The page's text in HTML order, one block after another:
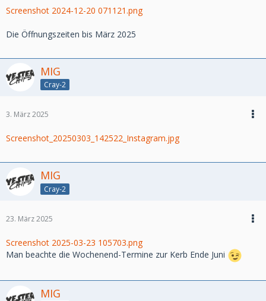
Screenshot 2024-12-20 071121.png
Die Öffnungszeiten bis März 2025
MIG
Cray-2
3. März 2025
Screenshot_20250303_142522_Instagram.jpg
MIG
Cray-2
23. März 2025
Screenshot 2025-03-23 105703.png
Man beachte die Wochenend-Termine zur Kerb Ende Juni
MIG